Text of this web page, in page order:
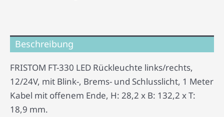
Beschreibung
FRISTOM FT-330 LED Rückleuchte links/rechts,
12/24V, mit Blink-, Brems- und Schlusslicht, 1 Meter
Kabel mit offenem Ende, H: 28,2 x B: 132,2 x T:
18,9 mm.